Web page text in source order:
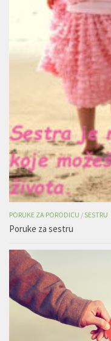
PORUKE ZA PORODICU /SESTRU
Poruke za sestru